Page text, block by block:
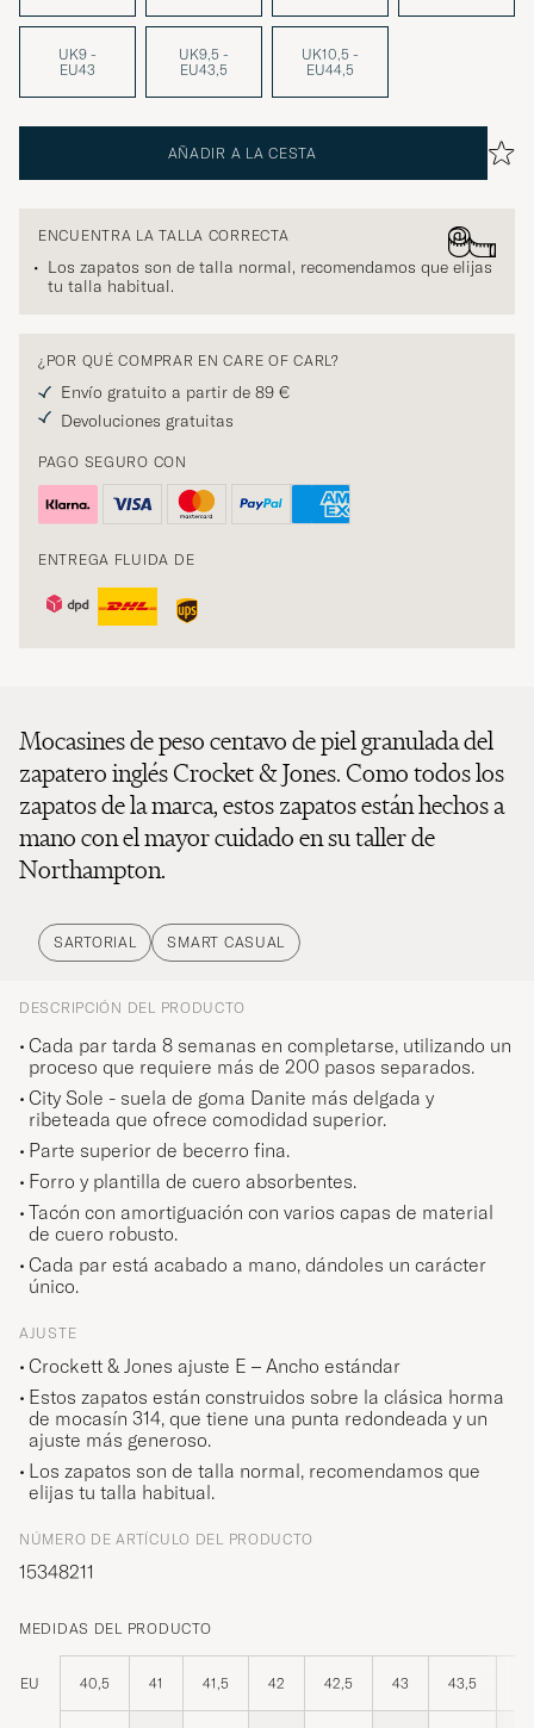
UK9 -
EU43
UK9,5 -
EU43,5
UK10,5 -
EU44,5
AÑADIR A LA CESTA
ENCUENTRA LA TALLA CORRECTA
Los zapatos son de talla normal, recomendamos que elijas
tu talla habitual.
¿POR QUÉ COMPRAR EN CARE OF CARL?
Envío gratuito a partir de 89 €
Devoluciones gratuitas
PAGO SEGURO CON
ENTREGA FLUIDA DE
Mocasines de peso centavo de piel granulada del
zapatero inglés Crocket & Jones. Como todos los
zapatos de la marca, estos zapatos están hechos a
mano con el mayor cuidado en su taller de
Northampton.
SARTORIAL SMART CASUAL
DESCRIPCIÓN DEL PRODUCTO
Cada par tarda 8 semanas en completarse, utilizando un
proceso que requiere más de 200 pasos separados.
City Sole - suela de goma Danite más delgada y
ribeteada que ofrece comodidad superior.
Parte superior de becerro fina.
Forro y plantilla de cuero absorbentes.
Tacón con amortiguación con varios capas de material
de cuero robusto.
Cada par está acabado a mano, dándoles un carácter
único.
AJUSTE
Crockett & Jones ajuste E – Ancho estándar
Estos zapatos están construidos sobre la clásica horma
de mocasín 314, que tiene una punta redondeada y un
ajuste más generoso.
Los zapatos son de talla normal, recomendamos que
elijas tu talla habitual.
NÚMERO DE ARTÍCULO DEL PRODUCTO
15348211
MEDIDAS DEL PRODUCTO
EU 40,5 41 41,5 42 42,5 43 43,5